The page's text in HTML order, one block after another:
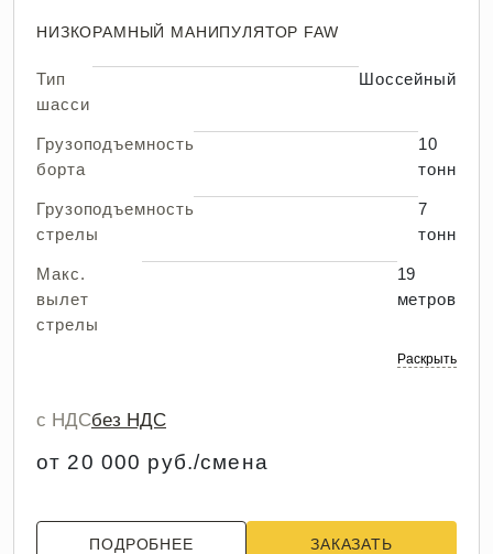
НИЗКОРАМНЫЙ МАНИПУЛЯТОР FAW
Тип
шасси
Шоссейный
Грузоподъемность
борта
10
тонн
Грузоподъемность
стрелы
7
тонн
Макс.
вылет
стрелы
19
метров
Раскрыть
с НДСбез НДС
от 20 000 руб./смена
ПОДРОБНЕЕ ЗАКАЗАТЬ